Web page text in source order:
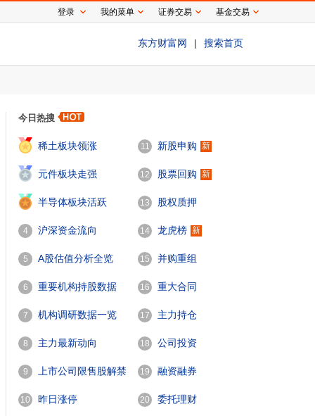
东方财富网 | 搜索首页
今日热搜
稀土板块领涨
2
元件板块走强
3
半导体板块活跃
4 沪深资金流向
5 A股估值分析全览
6 重要机构持股数据
7 机构调研数据一览
8 主力最新动向
9 上市公司限售股解禁
一览
10 昨日涨停
11 新股申购 新
12 股票回购 新
13 股权质押
14 龙虎榜 新
15 并购重组
16 重大合同
17 主力持仓
18 公司投资
19 融资融券
20 委托理财
登录 我的菜单 证券交易 基金交易